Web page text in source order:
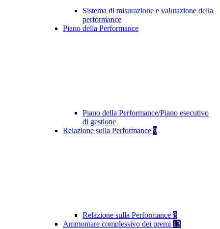
Sistema di misurazione e valutazione della
performance
Piano della Performance
Piano della Performance/Piano esecutivo
di gestione
Relazione sulla Performance 9
Relazione sulla Performance 8
Ammontare complessivo dei premi 13